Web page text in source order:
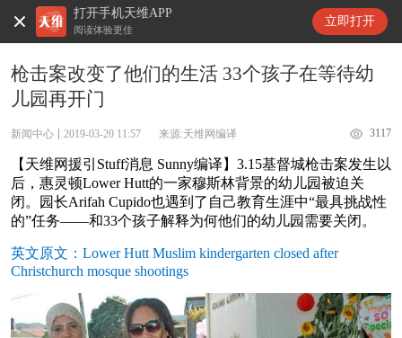
打开手机天维APP
阅读体验更佳
立即打开
天维新闻
枪击案改变了他们的生活 33个孩子在等待幼
儿园再开门
新闻中心 2019-03-20 11:57 来源:天维网编译 3117
【天维网援引Stuff消息 Sunny编译】3.15基督城枪击案发生以
后，惠灵顿Lower Hutt的一家穆斯林背景的幼儿园被迫关
闭。园长Arifah Cupido也遇到了自己教育生涯中“最具挑战性
的”任务——和33个孩子解释为何他们的幼儿园需要关闭。
英文原文：Lower Hutt Muslim kindergarten closed after
Christchurch mosque shootings